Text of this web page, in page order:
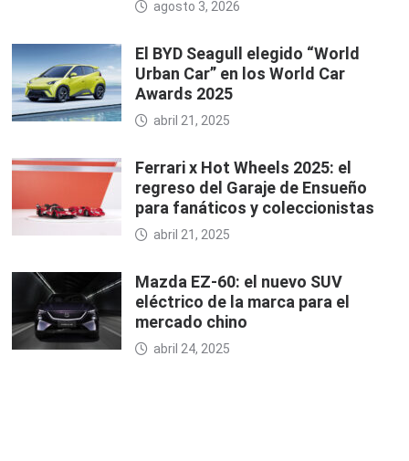
agosto 3, 2026
El BYD Seagull elegido “World
Urban Car” en los World Car
Awards 2025
abril 21, 2025
Ferrari x Hot Wheels 2025: el
regreso del Garaje de Ensueño
para fanáticos y coleccionistas
abril 21, 2025
Mazda EZ-60: el nuevo SUV
eléctrico de la marca para el
mercado chino
abril 24, 2025